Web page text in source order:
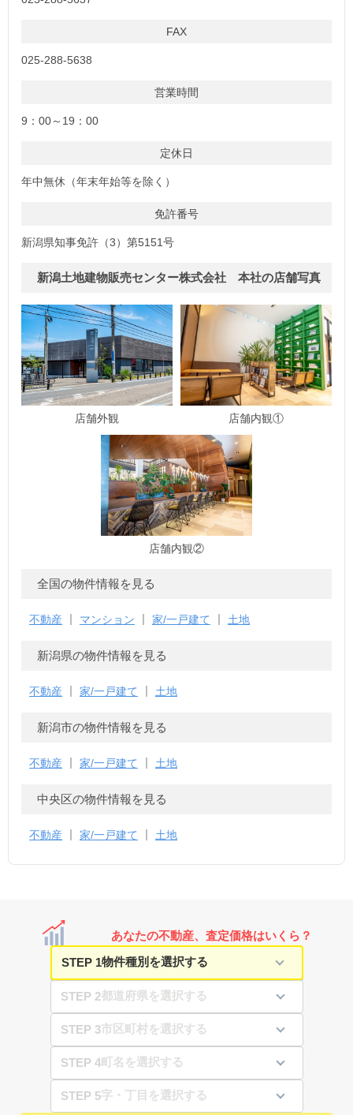
FAX
025-288-5638
営業時間
9：00～19：00
定休日
年中無休（年末年始等を除く）
免許番号
新潟県知事免許（3）第5151号
新潟土地建物販売センター株式会社 本社の店舗写真
店舗外観 店舗内観①
店舗内観②
全国の物件情報を見る
不動産 マンション 家/一戸建て 土地
新潟県の物件情報を見る
不動産 家/一戸建て 土地
新潟市の物件情報を見る
不動産 家/一戸建て 土地
中央区の物件情報を見る
不動産 家/一戸建て 土地
あなたの不動産、査定価格はいくら？
STEP 1
STEP 2
STEP 3
STEP 4
STEP 5